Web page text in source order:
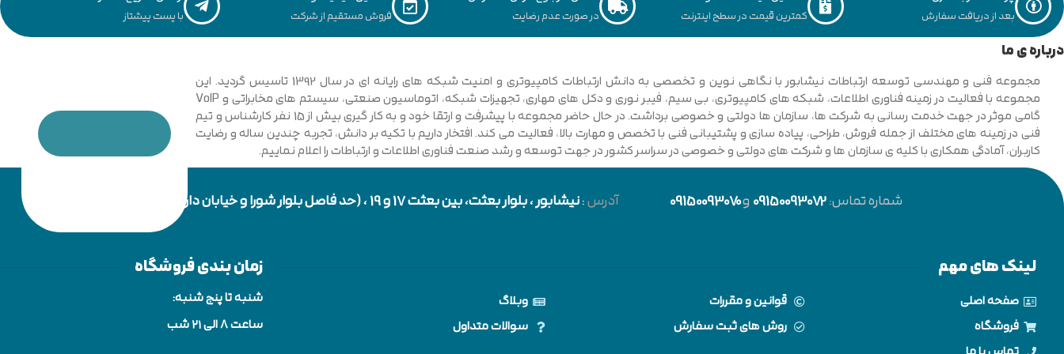
بعد از دریافت سفارش کمترین قیمت در سطح اینترنت در صورت عدم رضایت فروش مستقیم از شرکت با پست پیشتاز
درباره ی ما
مجموعه فنی و مهندسی توسعه ارتباطات نیشابور با نگاهی نوین و تخصصی به دانش ارتباطات کامپیوتری و امنیت شبکه های رایانه ای در سال 1392 تاسیس گردید. این
مجموعه با فعالیت در زمینه فناوری اطلاعات، شبکه های کامپیوتری، بی سیم، فیبر نوری و دکل های مهاری، تجهیزات شبکه، اتوماسیون صنعتی، سیستم های مخابراتی و VoIP
گامی موثر در جهت خدمت رسانی به شرکت ها، سازمان ها دولتی و خصوصی برداشت. در حال حاضر مجموعه با پیشرفت و ارتقا خود و به کار گیری بیش از 15 نفر کارشناس و تیم
فنی در زمینه های مختلف از جمله فروش، طراحی، پیاده سازی و پشتیبانی فنی با تخصص و مهارت بالا، فعالیت می کند. افتخار داریم با تکیه بر دانش، تجربه چندین ساله و رضایت
کاربران، آمادگی همکاری با کلیه ی سازمان ها و شرکت های دولتی و خصوصی در سراسر کشور در جهت توسعه و رشد صنعت فناوری اطلاعات و ارتباطات را اعلام نماییم.
شماره تماس:09150093072و09150093070 آدرس:نیشابور، بلوار بعثت، بین بعثت 17 و 19 ، (حد فاصل بلوار شورا و خیابان دارایی)
لینک های مهم
صفحه اصلی
فروشگاه
قوانین و مقررات
روش های ثبت سفارش
وبلاگ
سوالات متداول
زمان بندی فروشگاه
شنبه تا پنج شنبه:
ساعت 8 الی ۲۱ شب